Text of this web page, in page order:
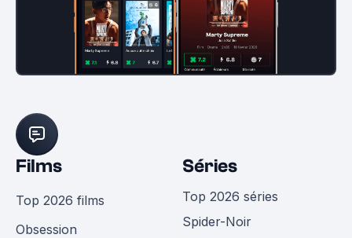
Films
Top 2026 films
Obsession
Séries
Top 2026 séries
Spider-Noir